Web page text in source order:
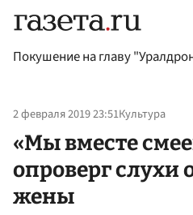
Покушение на главу
2 февраля 2019 23:51Культура
«Мы вместе
опроверг слухи
жены